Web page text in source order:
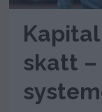
skatt